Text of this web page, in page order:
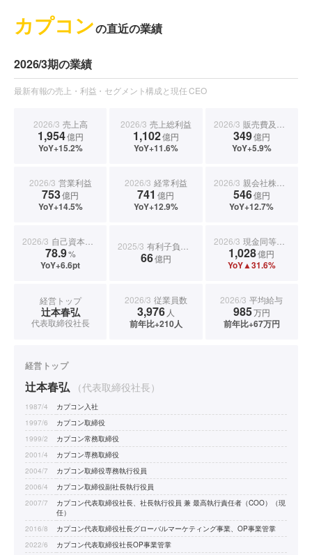
カプコンの直近の業績
2026/3期の業績
最新有報の売上・利益・セグメント構成と現任 CEO
2026/3 売上高
1,954億円
YoY+15.2%
2026/3 売上総利益
1,102億円
YoY+11.6%
2026/3 販売費及び一般管理費
349億円
YoY+5.9%
2026/3 営業利益
753億円
YoY+14.5%
2026/3 経常利益
741 億円
YoY+12.9%
2026/3 親会社株主に帰属する当期純利益
546億円
YoY+12.7%
2026/3 自己資本比率
78.9%
YoY+6.6pt
2025/3 有利子負債合計
66億円
2026/3 現金同等物期末残高
1,028億円
YoY▲31.6%
経営トップ
辻本春弘
代表取締役社長
2026/3 従業員数
3,976 人
前年比+210人
2026/3 平均給与
985万円
前年比+67万円
経営トップ
辻本春弘 （代表取締役社長）
1987/4
カプコン入社
1997/6
カプコン取締役
1999/2
カプコン常務取締役
2001/4
カプコン専務取締役
2004/7
カプコン取締役専務執行役員
2006/4
カプコン取締役副社長執行役員
2007/7
カプコン代表取締役社長、社長執行役員 兼 最高執行責任者（COO）（現
任）
2016/8
カプコン代表取締役社長グローバルマーケティング事業、OP事業管掌
2022/6
カプコン代表取締役社長OP事業管掌